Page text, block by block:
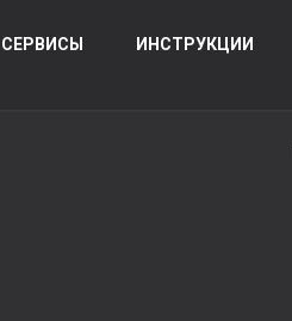
СЕРВИСЫ ИНСТРУКЦИИ